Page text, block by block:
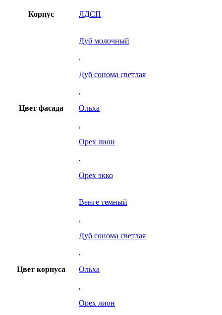
Корпус ЛДСП
Цвет фасада
Дуб молочный
,
Дуб сонома светлая
,
Ольха
,
Орех лион
,
Орех экко
Цвет корпуса
Венге темный
,
Дуб сонома светлая
,
Ольха
,
Орех лион